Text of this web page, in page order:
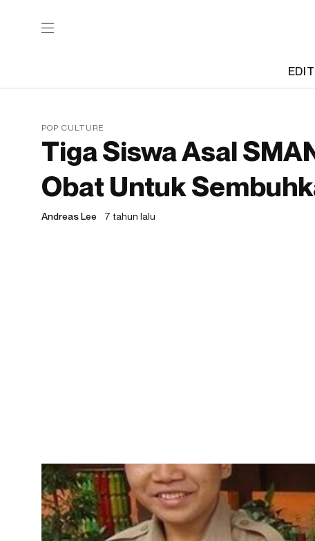
POP CULTURE
Tiga Siswa Asal
Obat Untuk
Andreas Lee 7 tahun lalu